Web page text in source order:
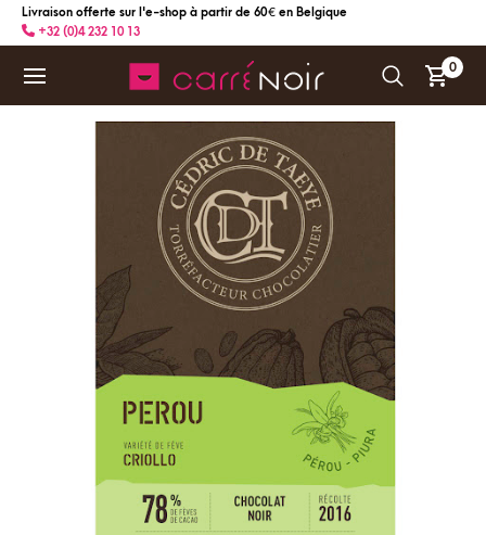
Livraison offerte sur l'e-shop à partir de 60 € en Belgique
+32 (0)4 232 10 13
0